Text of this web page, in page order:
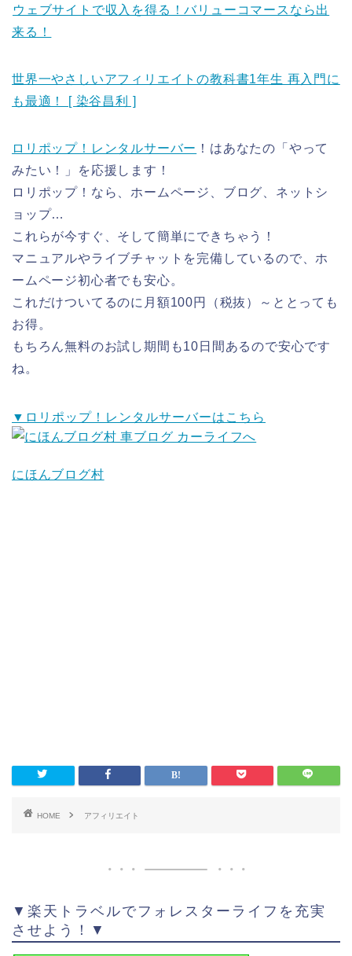
ウェブサイトで収入を得る！バリューコマースなら出
来る！
世界一やさしいアフィリエイトの教科書1年生 再入門に
も最適！ [ 染谷昌利 ]
ロリポップ！レンタルサーバー ！はあなたの「やって
みたい！」を応援します！
ロリポップ！なら、ホームページ、ブログ、ネットシ
ョップ…
これらが今すぐ、そして簡単にできちゃう！
マニュアルやライブチャットを完備しているので、ホ
ームページ初心者でも安心。
これだけついてるのに月額100円（税抜）～ととっても
お得。
もちろん無料のお試し期間も10日間あるので安心です
ね。
▼ロリポップ！レンタルサーバーはこちら
にほんブログ村
HOME アフィリエイト
▼楽天トラベルでフォレスターライフを充実
させよう！▼